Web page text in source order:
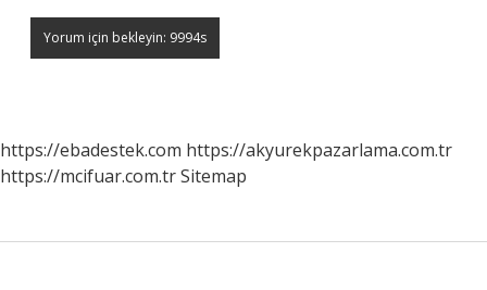
https://ebadestek.com https://akyurekpazarlama.com.tr
https://mcifuar.com.trSitemap